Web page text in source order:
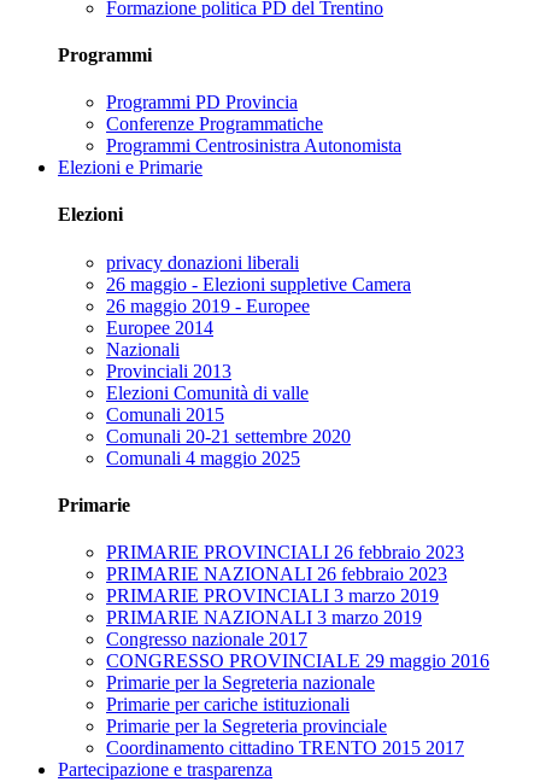
Formazione politica PD del Trentino
Programmi
Programmi PD Provincia
Conferenze Programmatiche
Programmi Centrosinistra Autonomista
Elezioni e Primarie
Elezioni
privacy donazioni liberali
26 maggio - Elezioni suppletive Camera
26 maggio 2019 - Europee
Europee 2014
Nazionali
Provinciali 2013
Elezioni Comunità di valle
Comunali 2015
Comunali 20-21 settembre 2020
Comunali 4 maggio 2025
Primarie
PRIMARIE PROVINCIALI 26 febbraio 2023
PRIMARIE NAZIONALI 26 febbraio 2023
PRIMARIE PROVINCIALI 3 marzo 2019
PRIMARIE NAZIONALI 3 marzo 2019
Congresso nazionale 2017
CONGRESSO PROVINCIALE 29 maggio 2016
Primarie per la Segreteria nazionale
Primarie per cariche istituzionali
Primarie per la Segreteria provinciale
Coordinamento cittadino TRENTO 2015 2017
Partecipazione e trasparenza